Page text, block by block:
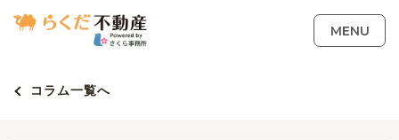
MENU
コラム一覧へ